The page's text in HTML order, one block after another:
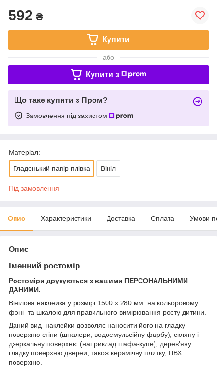
592 ₴
Купити
або
Купити з
Що таке купити з Пром?
Замовлення під захистом
Матеріал:
Гладенький папір плівка Вініл
Під замовлення
Опис Характеристики Доставка Оплата Умови
Опис
Іменний ростомір
Ростоміри друкуються з вашими ПЕРСОНАЛЬНИМИ
ДАНИМИ.
Вінілова наклейка у розмірі 1500 х 280 мм. на кольоровому
фоні та шкалою для правильного вимірювання росту дитини.
Даний вид наклейки дозволяє наносити його на гладку
поверхню стіни (шпалери, водоемульсійну фарбу), скляну і
дзеркальну поверхню (наприклад шафа-купе), дерев'яну
гладку поверхню дверей, також керамічну плитку, ПВХ
поверхню.